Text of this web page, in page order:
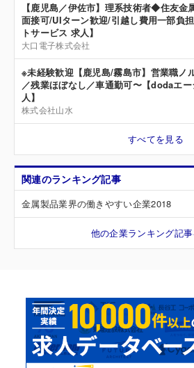
【鹿児島／伊佐市】理系技術者◆住友金
面接可/UIターン歓迎/引越し費用一部負
トサービス 求人】
大口電子株式会社
※未経験歓迎【鹿児島/霧島市】営業職ノ
／残業ほぼなし／車通勤可〜【dodaエ
人】
株式会社山水
すべてを見る
関連のランキング記事
金属製品業界の働きやすい企業2018
他の企業ランキング記